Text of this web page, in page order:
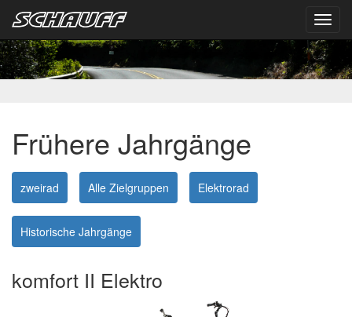
Frühere Jahrgänge
zweirad Alle Zielgruppen Elektrorad
Historische Jahrgänge
komfort II Elektro